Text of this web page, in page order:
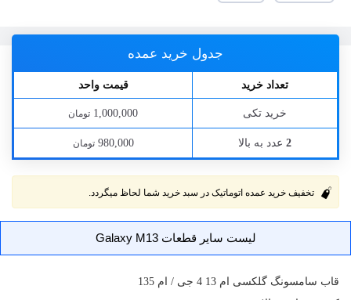
جدول خرید عمده
تعداد خرید قیمت واحد
خرید تکی 1,000,000 تومان
2 عدد به بالا 980,000 تومان
تخفیف خرید عمده اتوماتیک در سبد خرید شما لحاظ میگردد.
لیست سایر قطعات Galaxy M13
قاب سامسونگ گلکسی ام 13 4 جی / ام 135